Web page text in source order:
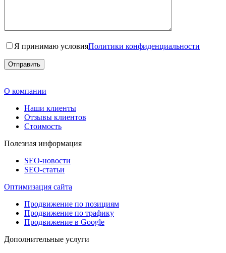
Я принимаю условияПолитики конфиденциальности
О компании
Наши клиенты
Отзывы клиентов
Стоимость
Полезная информация
SEO-новости
SEO-cтатьи
Оптимизация сайта
Продвижение по позициям
Продвижение по трафику
Продвижение в Google
Дополнительные услуги